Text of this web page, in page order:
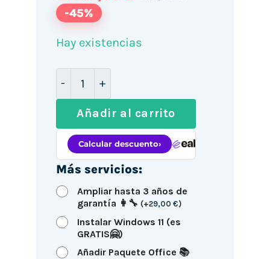
-45%
Hay existencias
Añadir al carrito
Más servicios:
Ampliar hasta 3 años de
garantía 👩‍🔧 (+29,00 €)
Instalar Windows 11 (es
GRATIS🤗)
Añadir Paquete Office 📚